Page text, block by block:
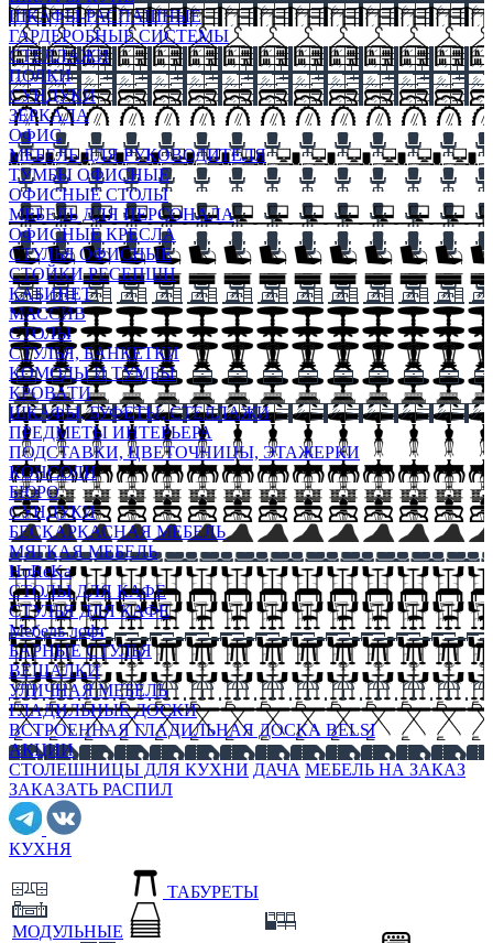
ШКАФЫ-РАСПАШНЫЕ
ГАРДЕРОБНЫЕ СИСТЕМЫ
СТЕЛЛАЖИ
ПОЛКИ
СУНДУКИ
ЗЕРКАЛА
ОФИС
МЕБЕЛЬ ДЛЯ РУКОВОДИТЕЛЯ
ТУМБЫ ОФИСНЫЕ
ОФИСНЫЕ СТОЛЫ
МЕБЕЛЬ ДЛЯ ПЕРСОНАЛА
ОФИСНЫЕ КРЕСЛА
СТУЛЬЯ ОФИСНЫЕ
СТОЙКИ РЕСЕПШН
КАБИНЕТ
МАССИВ
СТОЛЫ
СТУЛЬЯ, БАНКЕТКИ
КОМОДЫ И ТУМБЫ
КРОВАТИ
ШКАФЫ, БУФЕТЫ, СТЕЛЛАЖИ
ПРЕДМЕТЫ ИНТЕРЬЕРА
ПОДСТАВКИ, ЦВЕТОЧНИЦЫ, ЭТАЖЕРКИ
КОНСОЛИ
БЮРО
СУНДУКИ
БЕСКАРКАСНАЯ МЕБЕЛЬ
МЯГКАЯ МЕБЕЛЬ
HoReKa
СТОЛЫ ДЛЯ КАФЕ
СТУЛЬЯ ДЛЯ КАФЕ
Мебель лофт
БАРНЫЕ СТУЛЬЯ
ВЕШАЛКИ
УЛИЧНАЯ МЕБЕЛЬ
ГЛАДИЛЬНЫЕ ДОСКИ
ВСТРОЕННАЯ ГЛАДИЛЬНАЯ ДОСКА BELSI
АКЦИИ
СТОЛЕШНИЦЫ ДЛЯ КУХНИ ДАЧА МЕБЕЛЬ НА ЗАКАЗ
ЗАКАЗАТЬ РАСПИЛ
КУХНЯ
МОДУЛЬНЫЕ
ТАБУРЕТЫ